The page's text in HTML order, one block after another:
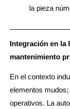
la pieza
Integración en la
mantenimiento
En el contexto
elementos
operativos. La